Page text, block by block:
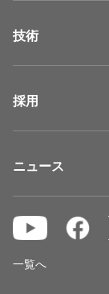
技術
採用
ニュース
一覧へ